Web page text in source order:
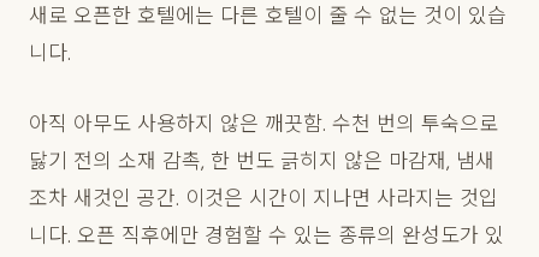
새로 오픈한 호텔에는 다른 호텔이 줄 수 없는 것이 있습
니다.
아직 아무도 사용하지 않은 깨끗함. 수천 번의 투숙으로
닳기 전의 소재 감촉, 한 번도 긁히지 않은 마감재, 냄새
조차 새것인 공간. 이것은 시간이 지나면 사라지는 것입
니다. 오픈 직후에만 경험할 수 있는 종류의 완성도가 있